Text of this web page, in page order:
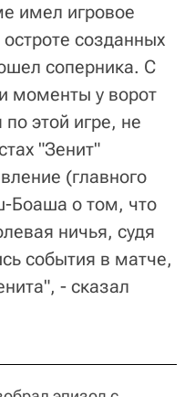
имел игровое
созданных
соперника. С
моменты у ворот
этой игре, не
"Зенит"
(главного
Боаша о том, что
ничья, судя
события в матче,
- сказал